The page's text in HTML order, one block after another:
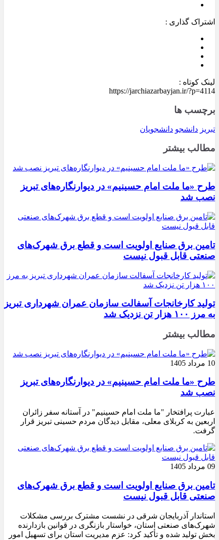
اشتراک گذاری :
لینک کوتاه :
https://jarchiazarbayjan.ir/?p=4114
برچسب ها
تبریز دانشجو دانشجویان
مطالب بیشتر
طرح «ما ملت امام حسینیم» در دیوارنگاره‌های تبریز
نصب شد
تامین برق صنایع اولویت است و قطع برق شهرک‌های
صنعتی قابل قبول نیست
تولید کارخانجات آسفالت سازمان عمران شهرداری تبریز
به مرز ۱۰۰ هزار تن نزدیک شد
مطالب بیشتر
10 مرداد 1405
طرح «ما ملت امام حسینیم» در دیوارنگاره‌های تبریز
نصب شد
عبارت پرافتخار "ما ملت امام حسینیم" در آستانه سفر زائران
اربعین به کربلای معلی، مقابل دیدگان مردم حسینی تبریز قرار
گرفت.
09 مرداد 1405
تامین برق صنایع اولویت است و قطع برق شهرک‌های
صنعتی قابل قبول نیست
استاندار آذربایجان شرقی در نشست مشترک بررسی مشکلات
شهرک‌های صنعتی استان، خواستار بازنگری در قوانین بازدارنده
بخش تولید شده و تأکید کرد: عزم مدیریت استان برای تسهیل امور